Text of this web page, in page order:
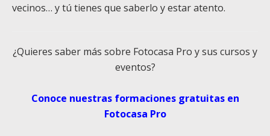
vecinos… y tú tienes que saberlo y estar atento.
¿Quieres saber más sobre Fotocasa Pro y sus cursos y
eventos?
Conoce nuestras formaciones gratuitas en
Fotocasa Pro